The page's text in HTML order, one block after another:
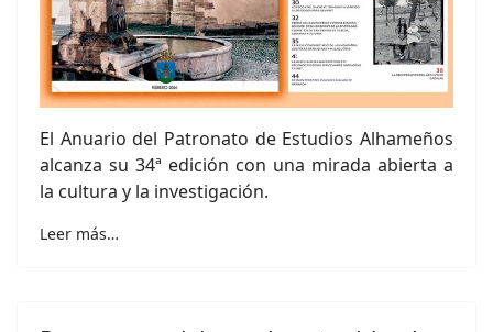
El Anuario del Patronato de Estudios Alhameños
alcanza su 34ª edición con una mirada abierta a
la cultura y la investigación.
Leer más…